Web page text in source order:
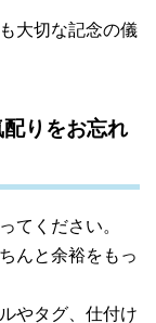
大切な記念の儀
りをお忘れ
てください。
んと余裕をもっ
やタグ、仕付け